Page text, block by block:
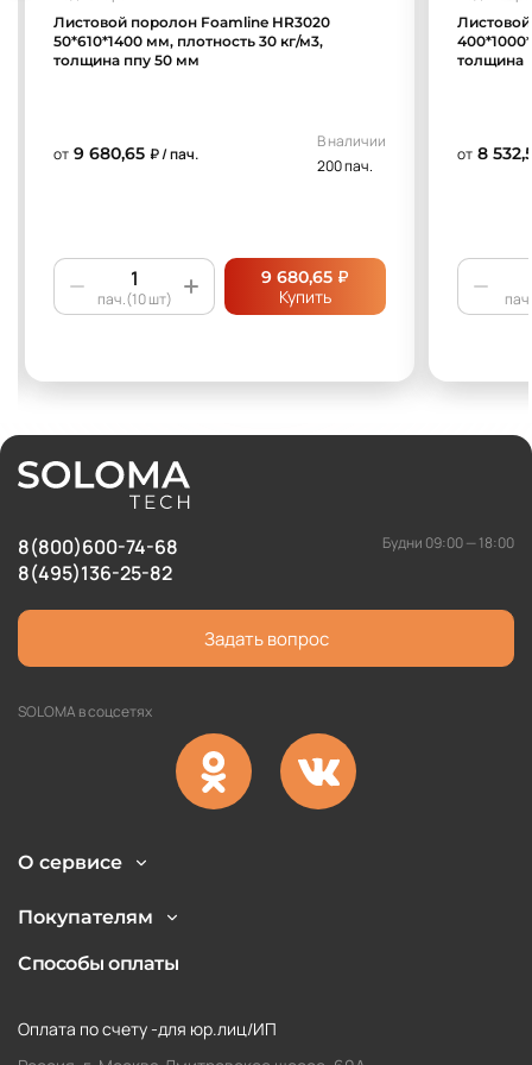
Листовой поролон Foamline HR3020
50*610*1400 мм, плотность 30 кг/м3,
толщина ппу 50 мм
от 9 680,65 ₽ / пач.
В наличии
200 пач.
пач.(10 шт)
9 680,65 ₽
Купить
толщина
от 8
8(800)600-74-68
8(495)136-25-82
Будни 09:00 — 18:00
Задать вопрос
SOLOMA в соцсетях
О сервисе
Покупателям
Способы оплаты
Оплата по счету -для юр.лиц/ИП